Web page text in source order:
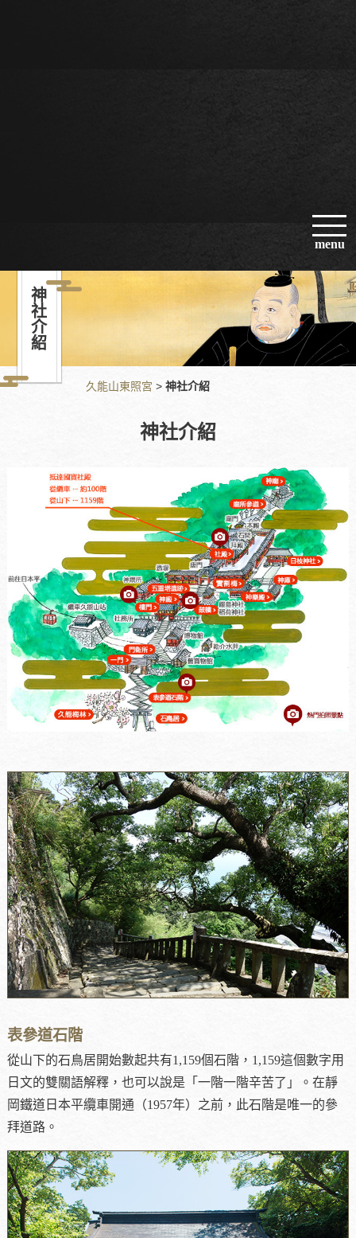
menu
神社介紹
久能山東照宮 > 神社介紹
神社介紹
表參道石階
從山下的石鳥居開始數起共有1,159個石階，1,159這個數字用
日文的雙關語解釋，也可以說是「一階一階辛苦了」。在靜
岡鐵道日本平纜車開通（1957年）之前，此石階是唯一的參
拜道路。